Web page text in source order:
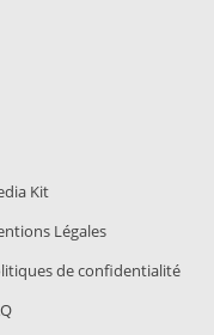
Kit
Légales
de confidentialité